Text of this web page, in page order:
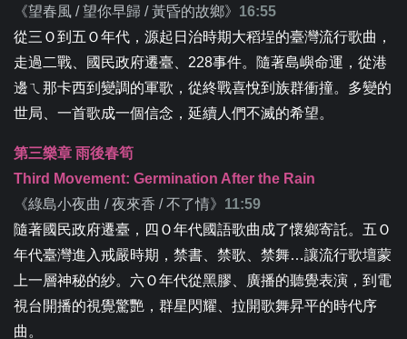
《望春風 / 望你早歸 / 黃昏的故鄉》 16:55
從三Ｏ到五Ｏ年代，源起日治時期大稻埕的臺灣流行歌曲，
走過二戰、國民政府遷臺、228事件。隨著島嶼命運，從港
邊ㄟ那卡西到變調的軍歌，從終戰喜悅到族群衝撞。多變的
世局、一首歌成一個信念，延續人們不滅的希望。
第三樂章 雨後春筍
Third Movement: Germination After the Rain
《綠島小夜曲 / 夜來香 / 不了情》 11:59
隨著國民政府遷臺，四Ｏ年代國語歌曲成了懷鄉寄託。五Ｏ
年代臺灣進入戒嚴時期，禁書、禁歌、禁舞…讓流行歌壇蒙
上一層神秘的紗。六Ｏ年代從黑膠、廣播的聽覺表演，到電
視台開播的視覺驚艷，群星閃耀、拉開歌舞昇平的時代序
曲。